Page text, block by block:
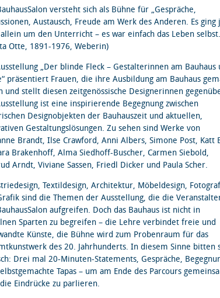
versteht sich als Bühne für „Gespräche,
Austausch, Freude am Werk des Anderen. Es ging
um den Unterricht – es war einfach das Leben
Otte, 1891-1976, Weberin)
„Der blinde Fleck – Gestalterinnen am Bauhaus
präsentiert Frauen, die ihre Ausbildung am Bauhaus
und stellt diesen zeitgenössische Designerinnen
ist eine inspirierende Begegnung zwischen
Designobjekten der Bauhauszeit und aktuellen,
Gestaltungslösungen. Zu sehen sind Werke von
Brandt, Ilse Crawford, Anni Albers, Simone Post, Katt
Brakenhoff, Alma Siedhoff-Buscher, Carmen Siebold,
Arndt, Viviane Sassen, Friedl Dicker und Paula Scher.
Textildesign, Architektur, Möbeldesign,
sind die Themen der Ausstellung, die die
aufgreifen. Doch das Bauhaus ist nicht in
Sparten zu begreifen – die Lehre verbindet freie und
Künste, die Bühne wird zum Probenraum für das
des 20. Jahrhunderts. In diesem Sinne bitten
Drei mal 20-Minuten-Statements, Gespräche,
Tapas – um am Ende des Parcours
Eindrücke zu parlieren.